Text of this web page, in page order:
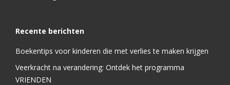
Recente berichten
Boekentips voor kinderen die met verlies te maken krijgen
Veerkracht na verandering: Ontdek het programma
VRIENDEN